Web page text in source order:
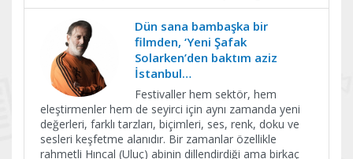
Dün sana bambaşka bir
filmden, ‘Yeni Şafak
Solarken’den baktım aziz
İstanbul…
Festivaller hem sektör, hem
eleştirmenler hem de seyirci için aynı zamanda yeni
değerleri, farklı tarzları, biçimleri, ses, renk, doku ve
sesleri keşfetme alanıdır. Bir zamanlar özellikle
rahmetli Hıncal (Uluç) abinin dillendirdiği ama birkaç